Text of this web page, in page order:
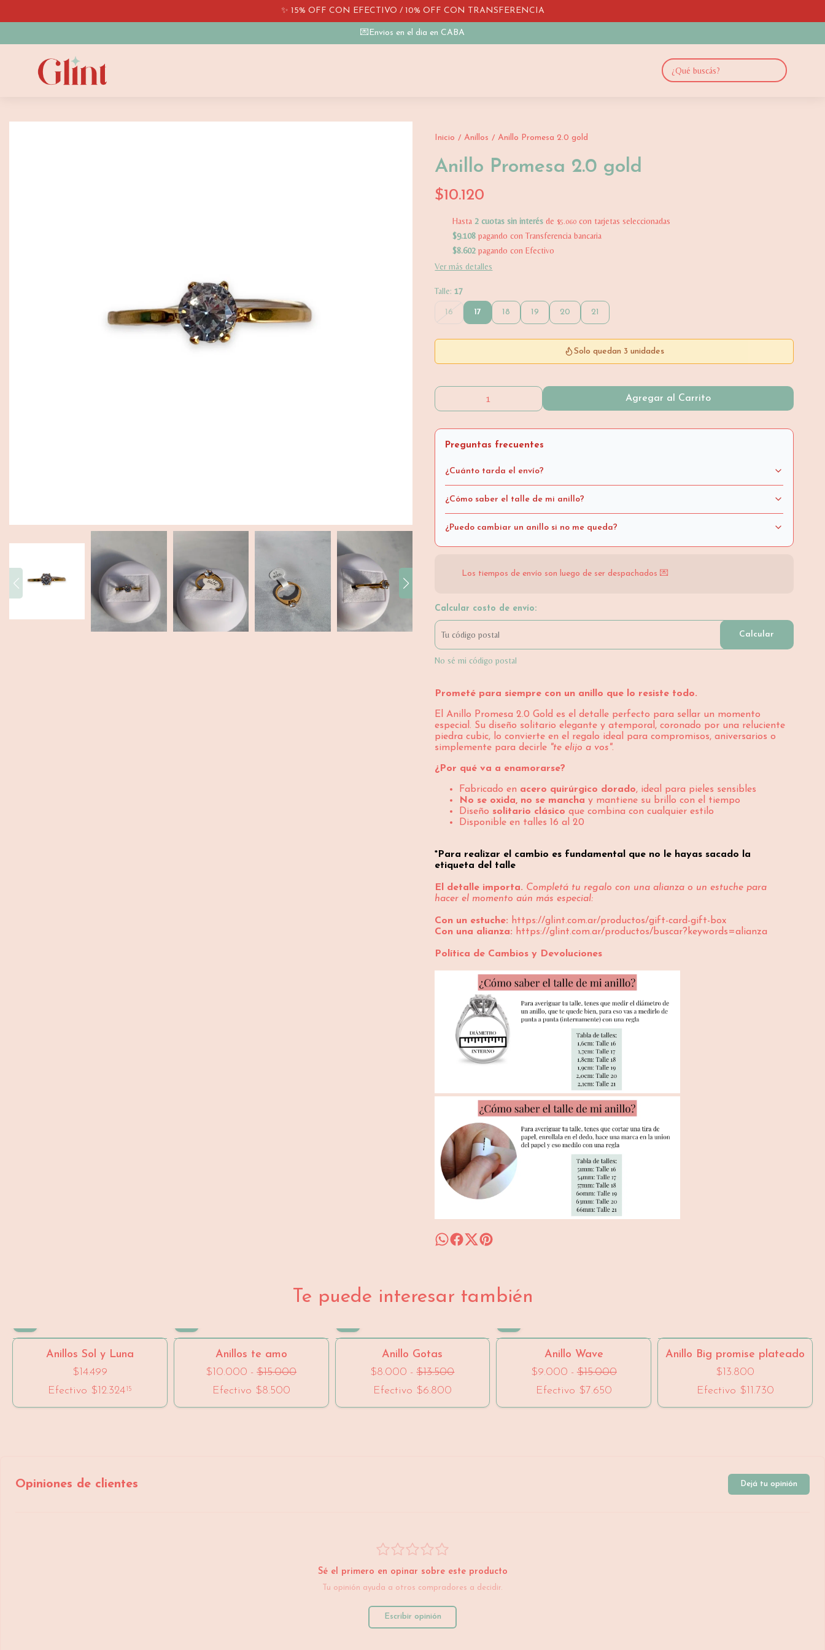
✨ 15% OFF CON EFECTIVO / 10% OFF CON TRANSFERENCIA
💌Envios en el dia en CABA
Inicio / Anillos / Anillo Promesa 2.0 gold
Anillo Promesa 2.0 gold
$10.120
Hasta 2 cuotas sin interés de $5.060 con tarjetas seleccionadas
$9.108 pagando con Transferencia bancaria
$8.602 pagando con Efectivo
Ver más detalles
Talle:17
16 17 18 19 20 21
Solo quedan 3 unidades
Agregar al Carrito
Preguntas frecuentes
¿Cuánto tarda el envío?
¿Cómo saber el talle de mi anillo?
¿Puedo cambiar un anillo si no me queda?
Los tiempos de envío son luego de ser despachados 💌
Calcular costo de envío:
Calcular
No sé mi código postal
Prometé para siempre con un anillo que lo resiste todo.
El Anillo Promesa 2.0 Gold es el detalle perfecto para sellar un momento
especial. Su diseño solitario elegante y atemporal, coronado por una reluciente
piedra cubic, lo convierte en el regalo ideal para compromisos, aniversarios o
simplemente para decirle "te elijo a vos".
¿Por qué va a enamorarse?
Fabricado en acero quirúrgico dorado, ideal para pieles sensibles
No se oxida, no se mancha y mantiene su brillo con el tiempo
Diseño solitario clásico que combina con cualquier estilo
Disponible en talles 16 al 20
*Para realizar el cambio es fundamental que no le hayas sacado la
etiqueta del talle
El detalle importa. Completá tu regalo con una alianza o un estuche para
hacer el momento aún más especial:
Con un estuche: https://glint.com.ar/productos/gift-card-gift-box
Con una alianza: https://glint.com.ar/productos/buscar?keywords=alianza
Política de Cambios y Devoluciones
Te puede interesar también
Anillos Sol y Luna
$14.499
Efectivo $12.32415
Anillos te amo
$10.000 - $15.000
Efectivo $8.500
Anillo Gotas
$8.000 - $13.500
Efectivo $6.800
Anillo Wave
$9.000 - $15.000
Efectivo $7.650
SIN STOCK
Anillo Big promise plateado
$13.800
Efectivo $11.730
Opiniones de clientes Dejá tu opinión
Sé el primero en opinar sobre este producto
Tu opinión ayuda a otros compradores a decidir.
Escribir opinión